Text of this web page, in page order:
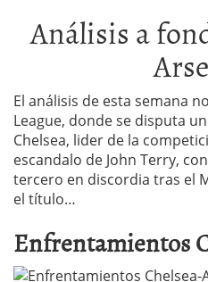
Análisis a
El análisis de esta semana
League, donde se disputa
Chelsea, lider de la
escandalo de John Terry,
tercero en discordia tras el
el título…
Enfrentamientos